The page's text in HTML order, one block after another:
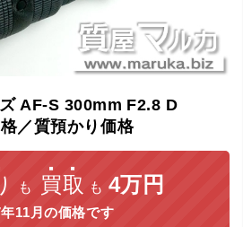
AF-S 300mm F2.8 D
／質預かり価格
も 買取 も 4万円
11月の価格です